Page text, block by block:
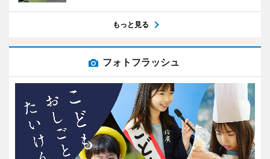
もっと見る
フォトフラッシュ